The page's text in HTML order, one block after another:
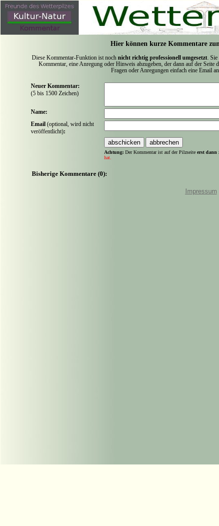
Hier können kurze Kommentare
Diese Kommentar-Funktion ist noch nicht richtig professionell umgesetzt .
Kommentar, eine Anregung oder Hinweis abzugeben, der dann auf der
Fragen oder Anregungen einfach eine Email
Neuer Kommentar:
(5 bis 1500 Zeichen)
Name:
Email (optional, wird nicht
veröffentlicht):
Achtung: Der Kommentar ist auf der Pilzseite erst dann
hat.
Bisherige Kommentare (0):
Impressum